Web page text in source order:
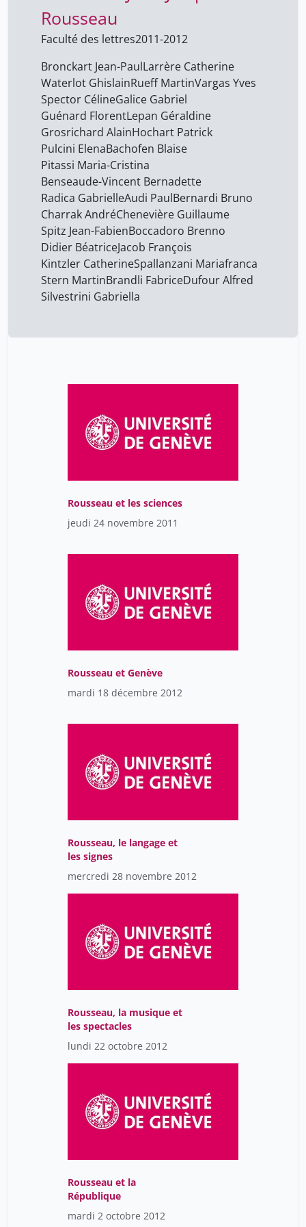
Dufour Alfred
Galice Gabriel
Guénard Florent 12
Hochart Patrick
Jacob François
Kintzler Catherine
Lepan Géraldine
Maria Da Nazare De Jesus
Da Silva Torrao
10
Pitassi Maria-Cristina
Pulcini Elena
Radica Gabrielle 12
Silvestrini Gabriella
Vargas Yves
bronckart jean-paul
Rousseau
Faculté des lettres2011-2012
Bronckart Jean-PaulLarrère Catherine
Waterlot GhislainRueff MartinVargas Yves
Spector CélineGalice Gabriel
Guénard FlorentLepan Géraldine
Grosrichard AlainHochart Patrick
Pulcini ElenaBachofen Blaise
Pitassi Maria-Cristina
Benseaude-Vincent Bernadette
Radica GabrielleAudi PaulBernardi Bruno
Charrak AndréChenevière Guillaume
Spitz Jean-FabienBoccadoro Brenno
Didier BéatriceJacob François
Kintzler CatherineSpallanzani Mariafranca
Stern MartinBrandli FabriceDufour Alfred
Silvestrini Gabriella
Rousseau et les sciences
jeudi 24 novembre 2011
Rousseau et Genève
mardi 18 décembre 2012
Rousseau, le langage et
les signes
mercredi 28 novembre 2012
Rousseau, la musique et
les spectacles
lundi 22 octobre 2012
Rousseau et la
République
mardi 2 octobre 2012